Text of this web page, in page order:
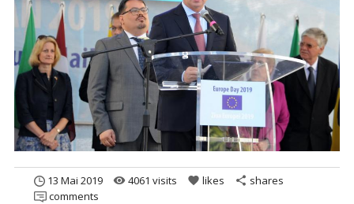
13 Mai 2019 remove_red_eye 4061 visits favorite likes share shares
comments